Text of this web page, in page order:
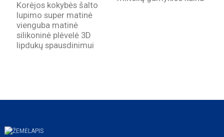
Korėjos kokybės šalto
lupimo super matinė
vienguba matinė
silikoninė plėvelė 3D
lipdukų spausdinimui